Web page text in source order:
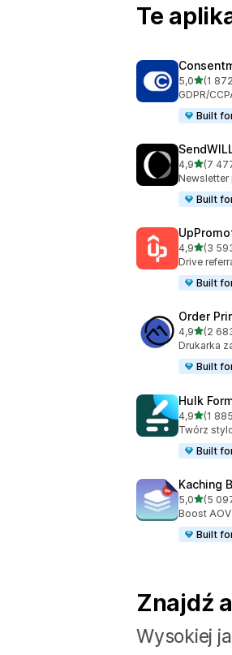
Te
5,0na 5
(1
Łączna
GDPR/
Built
4,9na 5
(7
Łączna
Newsletter
Built
4,9na 5
(3
Łączna
Drive
Built
Order
4,9na 5
(2
Łączna
Drukarka
Built
Hulk
4,9na 5
(1
Łączna
Twórz
Built
Kaching
5,0na 5
(5
Łączna
Boost
Built
Znajdź
Wysokiej